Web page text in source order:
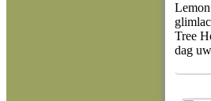
Tree
dag